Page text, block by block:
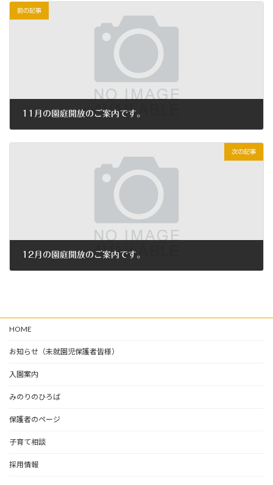
前の記事
11月の園庭開放のご案内です。
次の記事
12月の園庭開放のご案内です。
HOME
お知らせ（未就園児保護者皆様）
入園案内
みのりのひろば
保護者のページ
子育て相談
採用情報